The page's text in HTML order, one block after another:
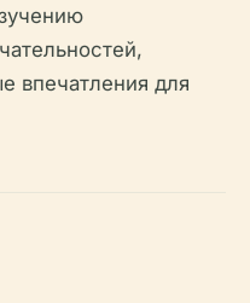
впечатления для